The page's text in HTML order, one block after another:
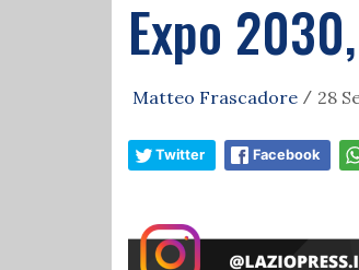
Expo
Matteo Frascadore / 28
Twitter Facebook